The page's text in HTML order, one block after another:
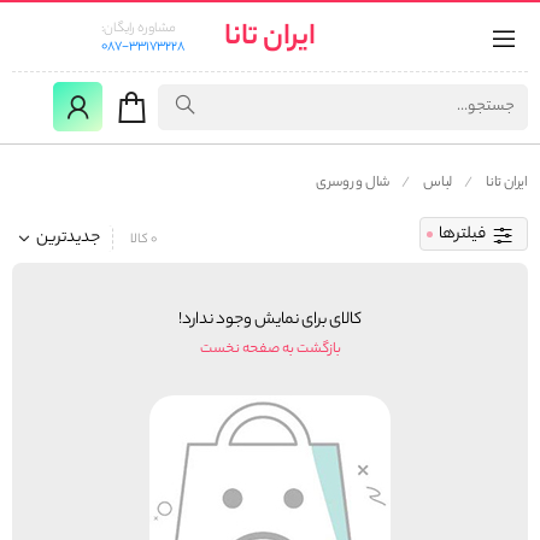
ایران تانا
مشاوره رایگان:
087-33173228
ایران تانا لباس شال و روسری
فیلترها جدیدترین 0 کالا
کالای برای نمایش وجود ندارد!
بازگشت به صفحه نخست